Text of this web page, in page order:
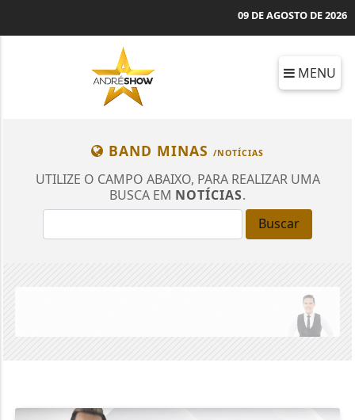
09 DE AGOSTO DE 2026
MENU
BAND MINAS /NOTÍCIAS
UTILIZE O CAMPO ABAIXO, PARA REALIZAR UMA
BUSCA EM NOTÍCIAS.
Buscar